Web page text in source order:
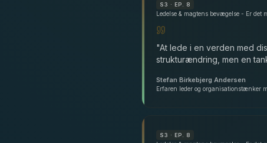
S3 · EP. 8
"At lede i en verden med
strukturændring, men en
Stefan Birkebjerg Andersen
Erfaren leder og organisationstænker
S3 · EP. 8